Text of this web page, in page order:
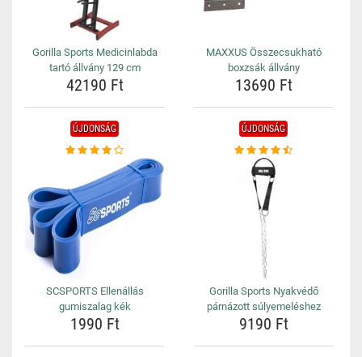
Gorilla Sports Medicinlabda
tartó állvány 129 cm
42190 Ft
MAXXUS Összecsukható
boxzsák állvány
13690 Ft
ÚJDONSÁG
SCSPORTS Ellenállás
gumiszalag kék
1990 Ft
ÚJDONSÁG
Gorilla Sports Nyakvédő
párnázott súlyemeléshez
9190 Ft